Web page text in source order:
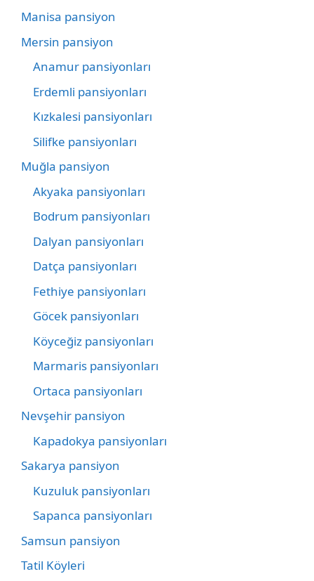
Manisa pansiyon
Mersin pansiyon
Anamur pansiyonları
Erdemli pansiyonları
Kızkalesi pansiyonları
Silifke pansiyonları
Muğla pansiyon
Akyaka pansiyonları
Bodrum pansiyonları
Dalyan pansiyonları
Datça pansiyonları
Fethiye pansiyonları
Göcek pansiyonları
Köyceğiz pansiyonları
Marmaris pansiyonları
Ortaca pansiyonları
Nevşehir pansiyon
Kapadokya pansiyonları
Sakarya pansiyon
Kuzuluk pansiyonları
Sapanca pansiyonları
Samsun pansiyon
Tatil Köyleri